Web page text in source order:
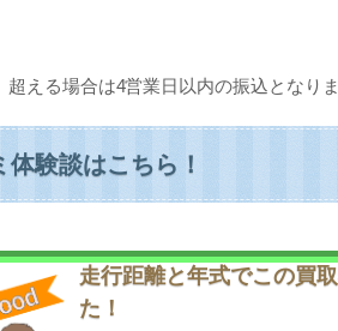
える場合は4営業日以内の振込となりま
験談はこちら！
走行距離と年式でこの買
た！